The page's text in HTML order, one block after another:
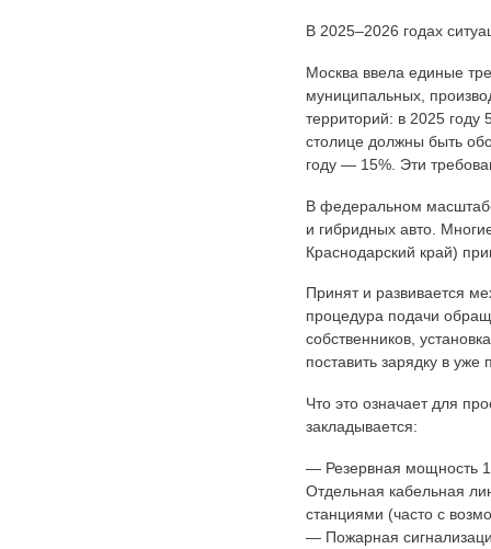
В 2025–2026 годах
Москва ввела единые
муниципальных,
территорий: в 2025 году
столице должны быть
году — 15%. Эти
В федеральном
и гибридных авто.
Краснодарский край)
Принят и развивается
процедура подачи
собственников,
поставить зарядку в
Что это означает для
закладывается:
— Резервная мощность
Отдельная кабельная
станциями (часто с
— Пожарная